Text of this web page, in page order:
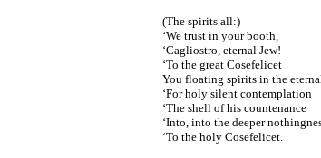
(The spirits all:)
‘We trust in your booth,
‘Cagliostro, eternal Jew!
‘To the great Cosefelicet
You floating spirits in the
‘For holy silent contemplation
‘The shell of his countenance
‘Into, into the deeper
‘To the holy Cosefelicet.